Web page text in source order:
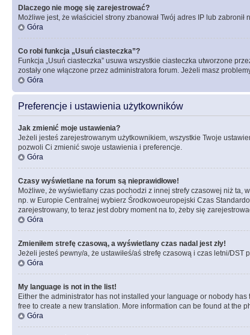
Dlaczego nie mogę się zarejestrować?
Możliwe jest, że właściciel strony zbanował Twój adres IP lub
Góra
Co robi funkcja „Usuń ciasteczka”?
Funkcja „Usuń ciasteczka” usuwa wszystkie ciasteczka utworzone
zostały one włączone przez administratora forum. Jeżeli masz
Góra
Preferencje i ustawienia użytkowników
Jak zmienić moje ustawienia?
Jeżeli jesteś zarejestrowanym użytkownikiem, wszystkie Twoje
pozwoli Ci zmienić swoje ustawienia i preferencje.
Góra
Czasy wyświetlane na forum są nieprawidłowe!
Możliwe, że wyświetlany czas pochodzi z innej strefy czasowej niż ta,
np. w Europie Centralnej wybierz Środkowoeuropejski Czas
zarejestrowany, to teraz jest dobry moment na to, żeby się
Góra
Zmieniłem strefę czasową, a wyświetlany czas nadal jest zły!
Jeżeli jesteś pewny/a, że ustawiłeś/aś strefę czasową i czas letni/
Góra
My language is not in the list!
Either the administrator has not installed your language or nobody
free to create a new translation. More information can be found at the
Góra